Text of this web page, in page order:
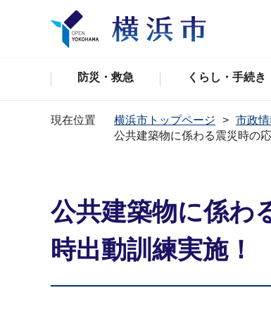
防災・救急 くらし・手続き
現在位置 横浜市トップページ 市政情
公共建築物に係わる震災時の
公共建築物に係わ
時出動訓練実施！